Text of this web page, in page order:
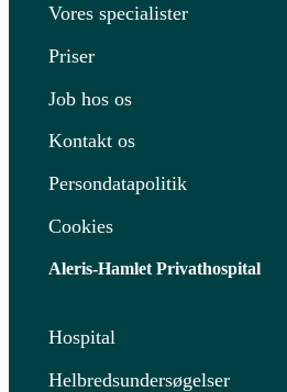
Vores specialister
Priser
Job hos os
Kontakt os
Persondatapolitik
Cookies
Aleris-Hamlet Privathospital
Hospital
Helbredsundersøgelser